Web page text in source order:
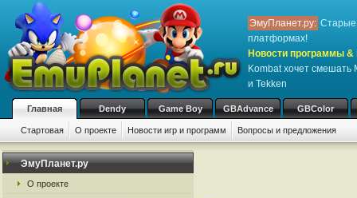
ЭмуПланет.ру: Старые
платформах!
Новости программы &
Kombat хочет смешать
и Tekken
Главная Dendy Game Boy GBAdvance GBColor
Стартовая О проекте Новости игр и программ Вопросы и предложения
ЭмуПланет.ру
О проекте